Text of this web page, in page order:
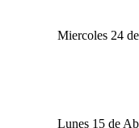
Miercoles 24
Lunes 15 de